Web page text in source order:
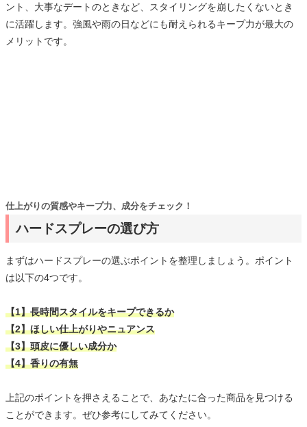
ント、大事なデートのときなど、スタイリングを崩したくないとき
に活躍します。強風や雨の日などにも耐えられるキープ力が最大の
メリットです。
ハードスプレーの選び方
仕上がりの質感やキープ力、成分をチェック！
まずはハードスプレーの選ぶポイントを整理しましょう。ポイント
は以下の4つです。
【1】長時間スタイルをキープできるか
【2】ほしい仕上がりやニュアンス
【3】頭皮に優しい成分か
【4】香りの有無
上記のポイントを押さえることで、あなたに合った商品を見つける
ことができます。ぜひ参考にしてみてください。